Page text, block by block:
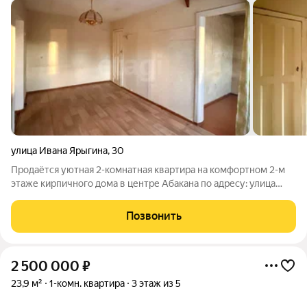
улица Ивана Ярыгина,30
Продаётся уютная 2-комнатная квартира на комфортном 2-м
этаже кирпичного дома в центре Абакана по адресу: улица
или тех, кто ценит удобный доступ без долгих подъёмов по
лестнице. Преимущества
Позвонить
2 500 000 ₽
23,9 м² 1-комн. квартира 3 этаж из 5